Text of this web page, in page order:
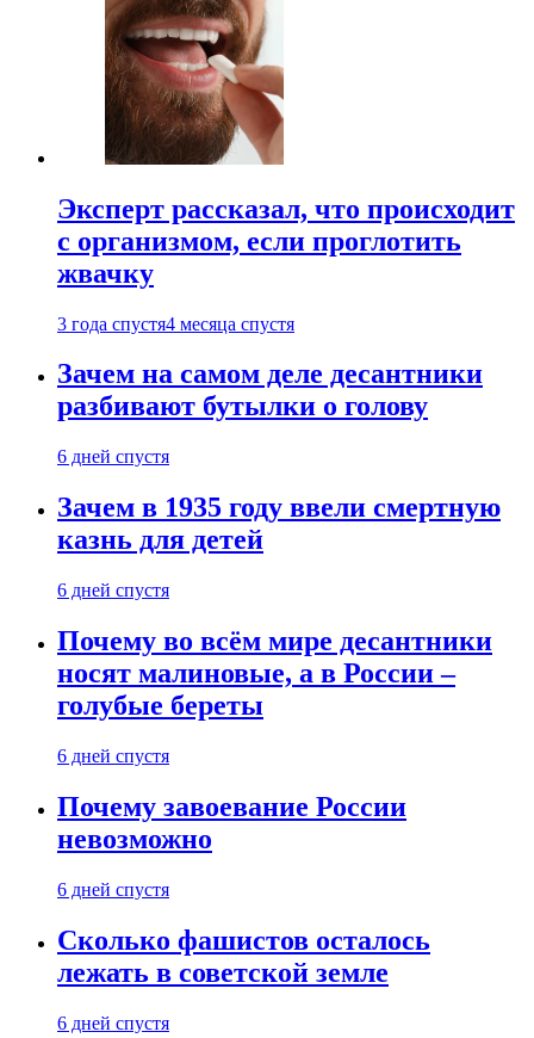
Эксперт рассказал, что происходит
с организмом, если проглотить
жвачку
3 года спустя4 месяца спустя
Зачем на самом деле десантники
разбивают бутылки о голову
6 дней спустя
Зачем в 1935 году ввели смертную
казнь для детей
6 дней спустя
Почему во всём мире десантники
носят малиновые, а в России –
голубые береты
6 дней спустя
Почему завоевание России
невозможно
6 дней спустя
Сколько фашистов осталось
лежать в советской земле
6 дней спустя